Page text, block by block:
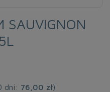
SAUVIGNON
dni: 76,00 zł)